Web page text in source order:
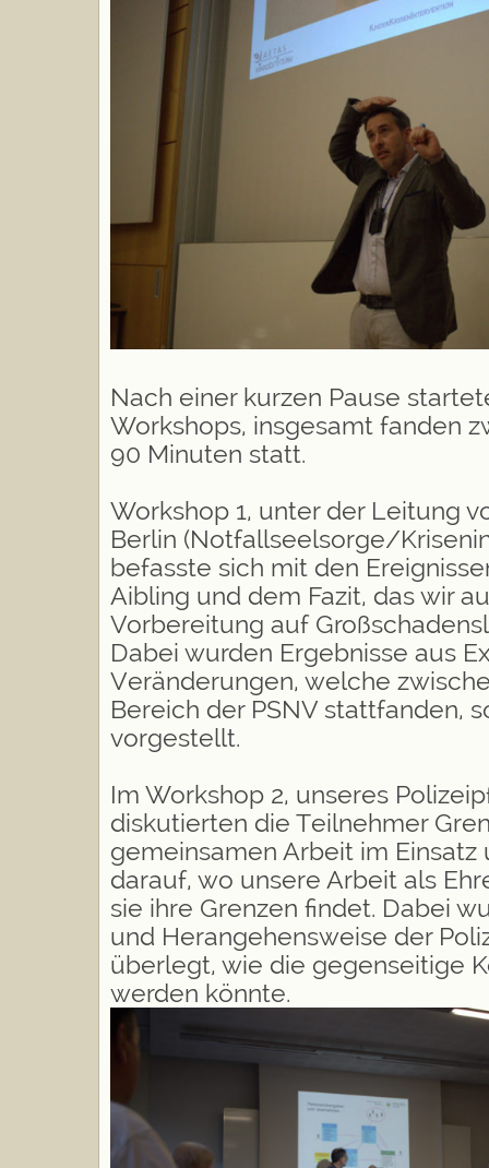
Nach einer kurzen Pause
Workshops, insgesamt fanden
90 Minuten statt.
Workshop 1, unter der Leitung
Berlin (Notfallseelsorge/
befasste sich mit den
Aibling und dem Fazit, das wir
Vorbereitung auf
Dabei wurden Ergebnisse aus
Veränderungen, welche
Bereich der PSNV stattfanden,
vorgestellt.
Im Workshop 2, unseres
diskutierten die Teilnehmer
gemeinsamen Arbeit im
darauf, wo unsere Arbeit als
sie ihre Grenzen findet. Dabei
und Herangehensweise der
überlegt, wie die gegenseitige
werden könnte.